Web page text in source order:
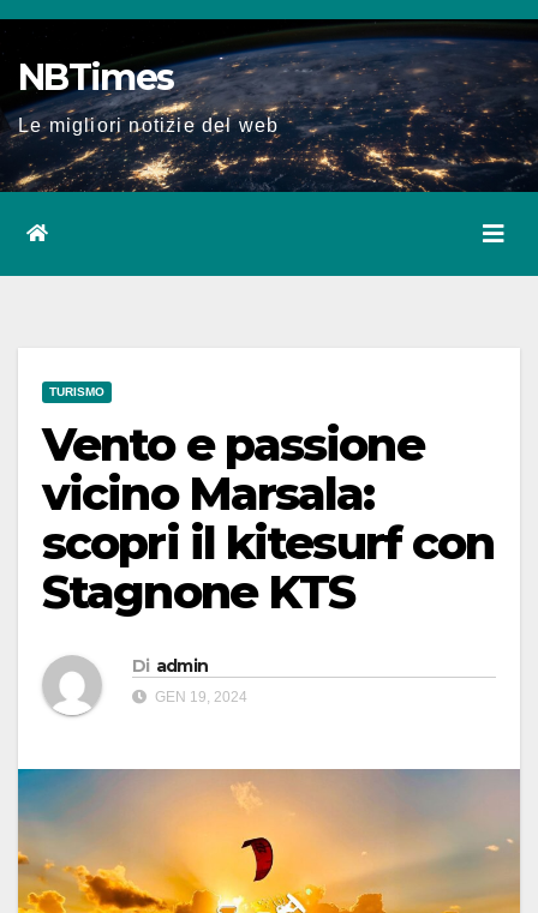
Salta
al
contenuto
NBTimes
Le migliori notizie del web
TURISMO
Vento e passione
vicino Marsala:
scopri il kitesurf con
Stagnone KTS
Di admin
GEN 19, 2024